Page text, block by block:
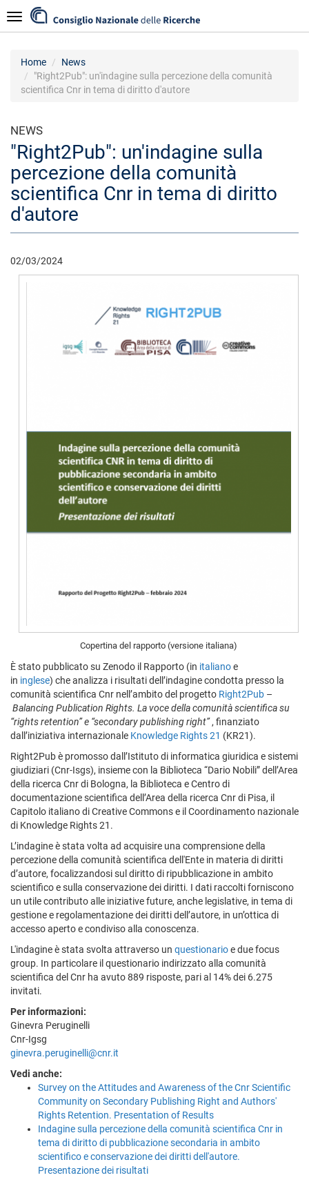
to
main
Navigazione
Home
News
"Right2Pub": un'indagine sulla percezione della comunità
scientifica Cnr in tema di diritto d'autore
NEWS
"Right2Pub": un'indagine sulla
percezione della comunità
scientifica Cnr in tema di diritto
d'autore
02/03/2024
Copertina del rapporto (versione italiana)
È stato pubblicato su Zenodo il Rapporto (in italianoe
in inglese) che analizza i risultati dell’indagine condotta presso la
comunità scientifica Cnr nell’ambito del progetto Right2Pub –
Balancing Publication Rights. La voce della comunità scientifica su
“rights retention” e “secondary publishing right”, finanziato
dall’iniziativa internazionale Knowledge Rights 21 (KR21).
Right2Pub è promosso dall’Istituto di informatica giuridica e sistemi
giudiziari (Cnr-Isgs), insieme con la Biblioteca “Dario Nobili” dell’Area
della ricerca Cnr di Bologna, la Biblioteca e Centro di
documentazione scientifica dell’Area della ricerca Cnr di Pisa, il
Capitolo italiano di Creative Commons e il Coordinamento nazionale
di Knowledge Rights 21.
L’indagine è stata volta ad acquisire una comprensione della
percezione della comunità scientifica dell'Ente in materia di diritti
d’autore, focalizzandosi sul diritto di ripubblicazione in ambito
scientifico e sulla conservazione dei diritti. I dati raccolti forniscono
un utile contributo alle iniziative future, anche legislative, in tema di
gestione e regolamentazione dei diritti dell’autore, in un’ottica di
accesso aperto e condiviso alla conoscenza.
L'indagine è stata svolta attraverso un questionarioe due focus
group. In particolare il questionario indirizzato alla comunità
scientifica del Cnr ha avuto 889 risposte, pari al 14% dei 6.275
invitati.
Per informazioni:
Ginevra Peruginelli
Cnr-Igsg
ginevra.peruginelli@cnr.it
Vedi anche:
Survey on the Attitudes and Awareness of the Cnr Scientific
Community on Secondary Publishing Right and Authors'
Rights Retention. Presentation of Results
Indagine sulla percezione della comunità scientifica Cnr in
tema di diritto di pubblicazione secondaria in ambito
scientifico e conservazione dei diritti dell'autore.
Presentazione dei risultati